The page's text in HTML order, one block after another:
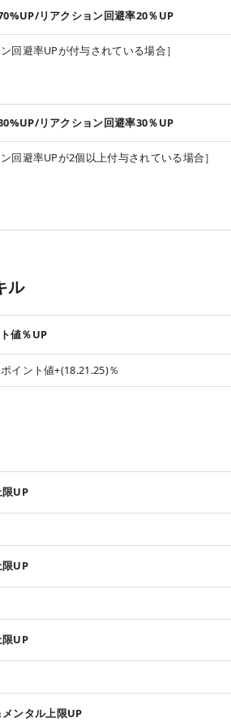
リアクション回避率20％UP
回避率UPが付与されている場合］
リアクション回避率30％UP
回避率UPが2個以上付与されている場合］
ル
値％UP
イント値+(18.21.25)％
UP
UP
UP
ンタル上限UP